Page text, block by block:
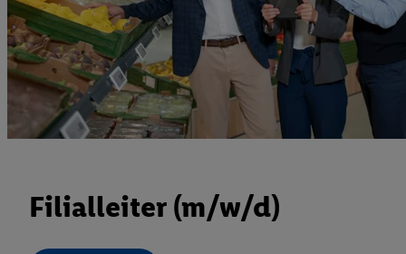
Filialleiter (m/w/d)